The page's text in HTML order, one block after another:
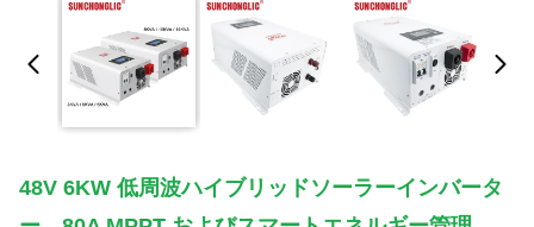
48V 6KW 低周波ハイブリッドソーラーインバータ